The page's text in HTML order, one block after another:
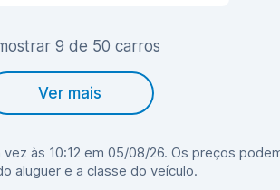
9 de 50 carros
Ver mais
às 10:12 em 05/08/26. Os preços
aluguer e a classe do veículo.